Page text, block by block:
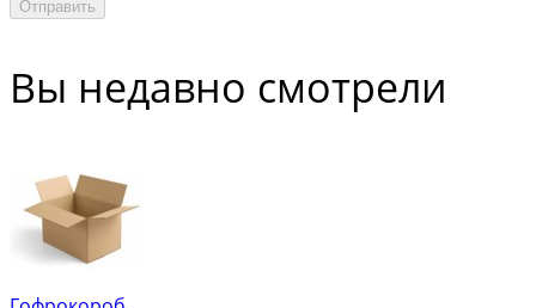
Отправить
Вы недавно смотрели